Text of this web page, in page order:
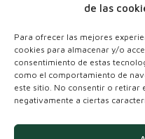
de las
Para ofrecer las mejores
cookies para almacenar y/o
consentimiento de estas
como el comportamiento de
este sitio. No consentir o retirar
negativamente a ciertas
Coordinadora